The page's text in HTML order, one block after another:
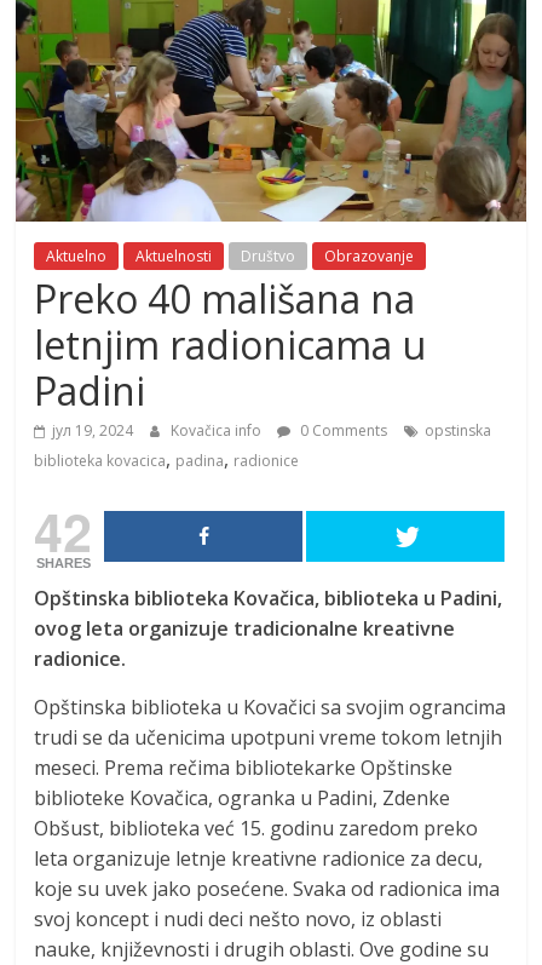
Aktuelno Aktuelnosti Društvo Obrazovanje
Preko 40 mališana na
letnjim radionicama u
Padini
јул 19, 2024 Kovačica info 0 Comments
opstinska
biblioteka kovacica, padina, radionice
42
SHARES
Opštinska biblioteka Kovačica, biblioteka u Padini,
ovog leta organizuje tradicionalne kreativne
radionice.
Opštinska biblioteka u Kovačici sa svojim ograncima
trudi se da učenicima upotpuni vreme tokom letnjih
meseci. Prema rečima bibliotekarke Opštinske
biblioteke Kovačica, ogranka u Padini, Zdenke
Obšust, biblioteka već 15. godinu zaredom preko
leta organizuje letnje kreativne radionice za decu,
koje su uvek jako posećene. Svaka od radionica ima
svoj koncept i nudi deci nešto novo, iz oblasti
nauke, književnosti i drugih oblasti. Ove godine su